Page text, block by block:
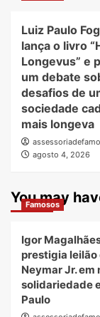
Luiz Paulo
lança o livro
Longevus” e
um debate
desafios de
sociedade
mais longeva
agosto 4, 2026
You may
Famosos
Igor
prestigia leilão
Neymar Jr. em
solidariedade
Paulo